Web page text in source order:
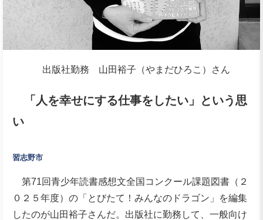
出版社勤務 山田裕子（やまだひろこ）さん
「人を幸せにする仕事をしたい」という思
い
習志野市
第71回青少年読書感想文全国コンクール課題図書（２
０２５年度）の「とびたて！みんなのドラゴン」を編集
したのが山田裕子さんだ。出版社に勤務して、一般向け